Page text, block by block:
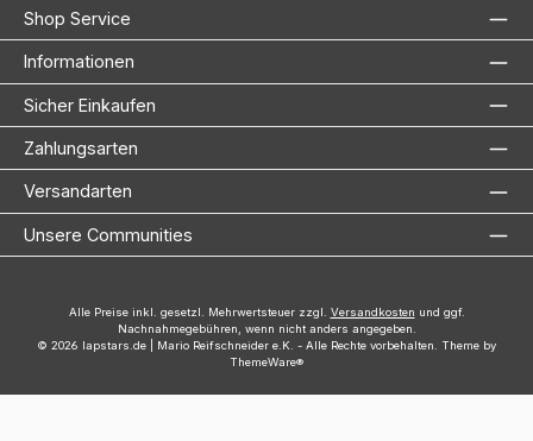
Shop Service
Informationen
Sicher Einkaufen
Zahlungsarten
Versandarten
Unsere Communities
Alle Preise inkl. gesetzl. Mehrwertsteuer zzgl. Versandkosten und ggf.
Nachnahmegebühren, wenn nicht anders angegeben.
© 2026 lapstars.de | Mario Reifschneider e.K. - Alle Rechte vorbehalten. Theme by
ThemeWare®